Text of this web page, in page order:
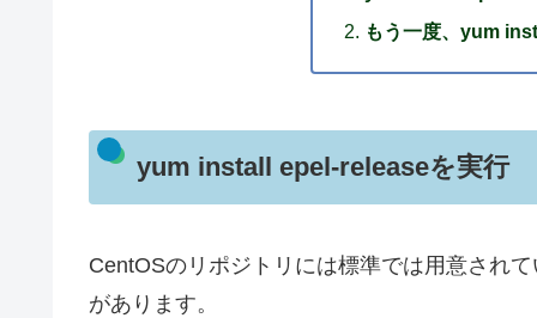
もう一度、yum
yum install epel-releaseを実行
CentOSのリポジトリには標準では用意され
があります。